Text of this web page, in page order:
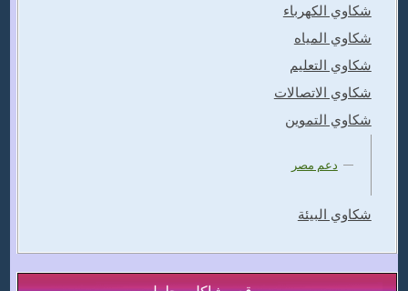
شكاوي الكهرباء
شكاوي المياه
شكاوي التعليم
شكاوي الاتصالات
شكاوي التموين
دعم مصر
شكاوي البيئة